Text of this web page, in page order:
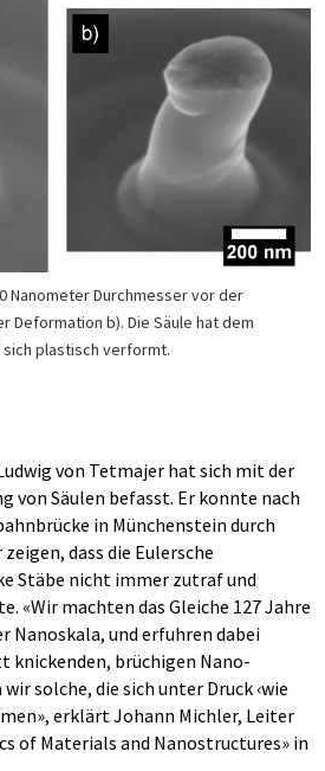
Nanometer Durchmesser vor der
Deformation b). Die Säule hat dem
plastisch verformt.
von Tetmajer hat sich mit der
von Säulen befasst. Er konnte nach
in Münchenstein durch
dass die Eulersche
Stäbe nicht immer zutraf und
«Wir machten das Gleiche 127 Jahre
Nanoskala, und erfuhren dabei
knickenden, brüchigen Nano-
solche, die sich unter Druck ‹wie
erklärt Johann Michler, Leiter
of Materials and Nanostructures» in